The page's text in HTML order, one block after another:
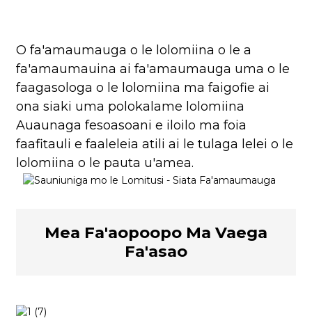
O fa'amaumauga o le lolomiina o le a
fa'amaumauina ai fa'amaumauga uma o le
faagasologa o le lolomiina ma faigofie ai
ona siaki uma polokalame lolomiina
Auaunaga fesoasoani e iloilo ma foia
faafitauli e faaleleia atili ai le tulaga lelei o le
lolomiina o le pauta u'amea.
Mea Fa'aopoopo Ma Vaega
Fa'asao